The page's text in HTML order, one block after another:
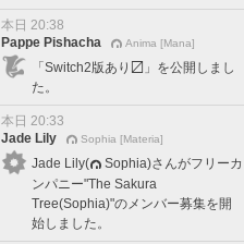
本日 20:38
Pappe Pishacha
Anima [Mana]
「Switch2版あり〼」を公開しまし
た。
本日 20:33
Jade Lily
Sophia [Materia]
Jade Lily(
Sophia)さんがフリーカ
ンパニー"The Sakura
Tree(Sophia)"のメンバー募集を開
始しました。